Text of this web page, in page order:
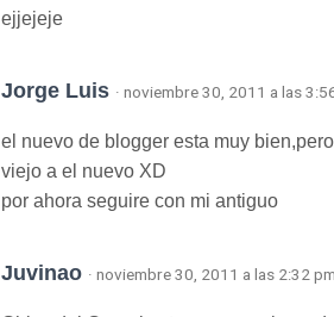
ejjejeje
Jorge Luis · noviembre 30, 2011 a las
el nuevo de blogger esta muy
viejo a el nuevo XD
por ahora seguire con mi antiguo
Juvinao · noviembre 30, 2011 a las 2:32 pm